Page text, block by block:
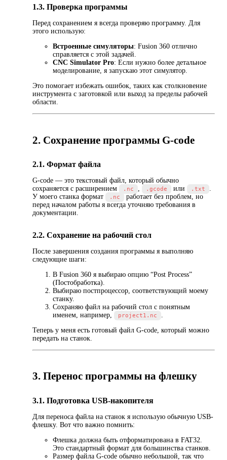
1.3. Проверка программы
Перед сохранением я всегда проверяю программу. Для
этого использую:
Встроенные симуляторы: Fusion 360 отлично
справляется с этой задачей.
CNC Simulator Pro: Если нужно более детальное
моделирование, я запускаю этот симулятор.
Это помогает избежать ошибок, таких как столкновение
инструмента с заготовкой или выход за пределы рабочей
области.
2. Сохранение программы G-code
2.1. Формат файла
G-code — это текстовый файл, который обычно
сохраняется с расширением
.nc , .gcode или .txt
.
У моего станка формат
.nc
работает без проблем, но
перед началом работы я всегда уточняю требования в
документации.
2.2. Сохранение на рабочий стол
После завершения создания программы я выполняю
следующие шаги:
В Fusion 360 я выбираю опцию “Post Process”
(Постобработка).
Выбираю постпроцессор, соответствующий моему
станку.
Сохраняю файл на рабочий стол с понятным
именем, например,
project1.nc
Теперь у меня есть готовый файл G-code, который можно
передать на станок.
3. Перенос программы на флешку
3.1. Подготовка USB-накопителя
Для переноса файла на станок я использую обычную USB-
флешку. Вот что важно помнить:
Флешка должна быть отформатирована в FAT32.
Это стандартный формат для большинства станков.
Размер файла G-code обычно небольшой, так что